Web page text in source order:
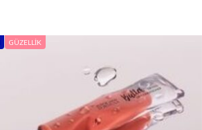
GÜZELLIK